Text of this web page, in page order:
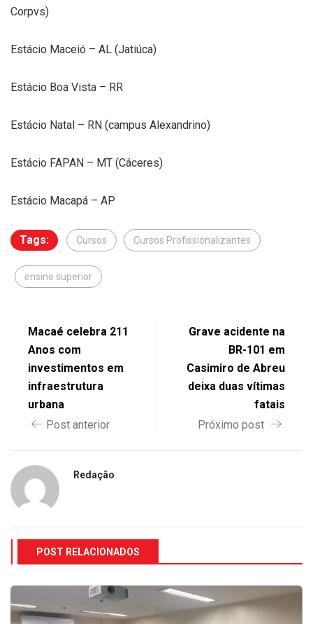
Corpvs)
Estácio Maceió – AL (Jatiúca)
Estácio Boa Vista – RR
Estácio Natal – RN (campus Alexandrino)
Estácio FAPAN – MT (Cáceres)
Estácio Macapá – AP
Tags: Cursos Cursos Profissionalizantes
ensino superior
Macaé celebra 211
Anos com
investimentos em
infraestrutura
urbana
Post anterior
Grave acidente na
BR-101 em
Casimiro de Abreu
deixa duas vítimas
fatais
Próximo post
Redação
POST RELACIONADOS